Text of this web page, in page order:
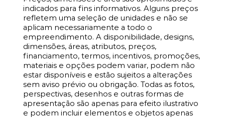
indicados para fins informativos. Alguns preços
refletem uma seleção de unidades e não se
aplicam necessariamente a todo o
empreendimento. A disponibilidade, designs,
dimensões, áreas, atributos, preços,
financiamento, termos, incentivos, promoções,
materiais e opções podem variar, podem não
estar disponíveis e estão sujeitos a alterações
sem aviso prévio ou obrigação. Todas as fotos,
perspectivas, desenhos e outras formas de
apresentação são apenas para efeito ilustrativo
e podem incluir elementos e objetos apenas